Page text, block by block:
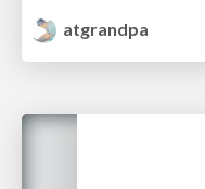
atgrandpa